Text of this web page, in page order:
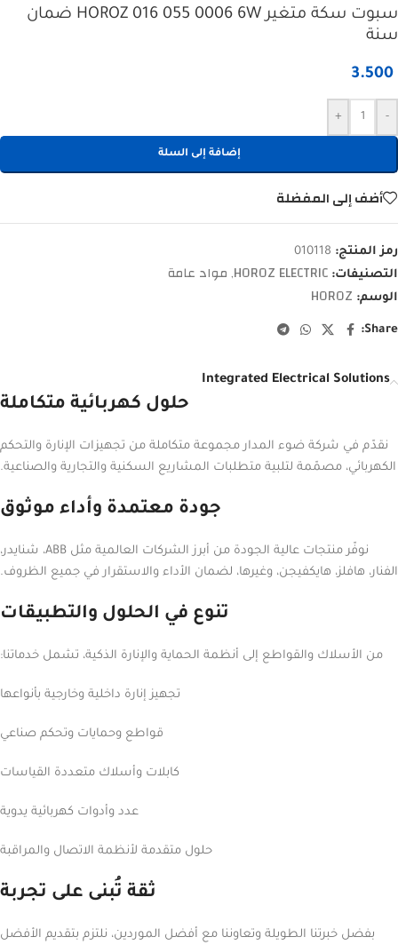
سبوت سكة متغير HOROZ 016 055 0006 6W ضمان
سنة
3.500
-
+
إضافة إلى السلة
أضف إلى المفضلة
رمز المنتج: 010118
التصنيفات: HOROZ ELECTRIC
, مواد عامة
الوسم: HOROZ
Share:
Integrated Electrical Solutions
حلول كهربائية متكاملة
نقدّم في شركة ضوء المدار مجموعة متكاملة من تجهيزات الإنارة والتحكم
الكهربائي، مصمّمة لتلبية متطلبات المشاريع السكنية والتجارية والصناعية.
جودة معتمدة وأداء موثوق
نوفّر منتجات عالية الجودة من أبرز الشركات العالمية مثل ABB، شنايدر،
الفنار، هافلز، هايكفيجن، وغيرها، لضمان الأداء والاستقرار في جميع الظروف.
تنوع في الحلول والتطبيقات
من الأسلاك والقواطع إلى أنظمة الحماية والإنارة الذكية، تشمل خدماتنا:
تجهيز إنارة داخلية وخارجية بأنواعها
قواطع وحمايات وتحكم صناعي
كابلات وأسلاك متعددة القياسات
عدد وأدوات كهربائية يدوية
حلول متقدمة لأنظمة الاتصال والمراقبة
ثقة تُبنى على تجربة
بفضل خبرتنا الطويلة وتعاوننا مع أفضل الموردين، نلتزم بتقديم الأفضل